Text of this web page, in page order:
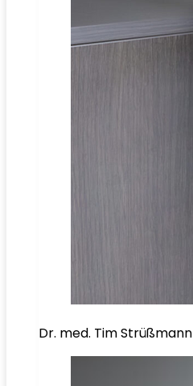
Dr. med. Tim Strüßmann